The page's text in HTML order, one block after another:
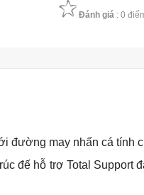
Đánh giá :0
đường may nhấn cá tính
đế hỗ trợ Total Support